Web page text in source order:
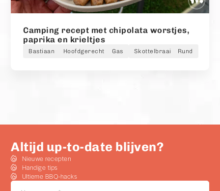
Camping recept met chipolata worstjes,
paprika en krieltjes
Bastiaan Hoofdgerecht Gas Skottelbraai Rund
Altijd up-to-date blijven?
Nieuwe recepten
Handige tips
Ultieme BBQ-hacks
Voornaam